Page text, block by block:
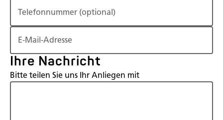
Telefonnummer (optional)
E-Mail-Adresse
Ihre Nachricht
Bitte teilen Sie uns Ihr Anliegen mit